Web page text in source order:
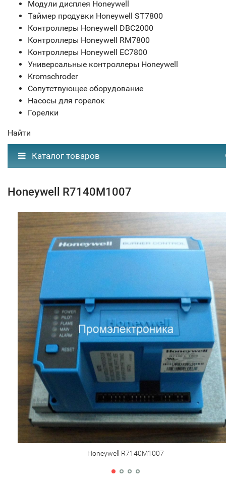
Модули дисплея Honeywell
Таймер продувки Honeywell ST7800
Контроллеры Honeywell DBC2000
Контроллеры Honeywell RM7800
Контроллеры Honeywell EC7800
Универсальные контроллеры Honeywell
Kromschroder
Сопутствующее оборудование
Насосы для горелок
Горелки
Найти
Каталог товаров
Honeywell R7140M1007
Honeywell R7140M1007